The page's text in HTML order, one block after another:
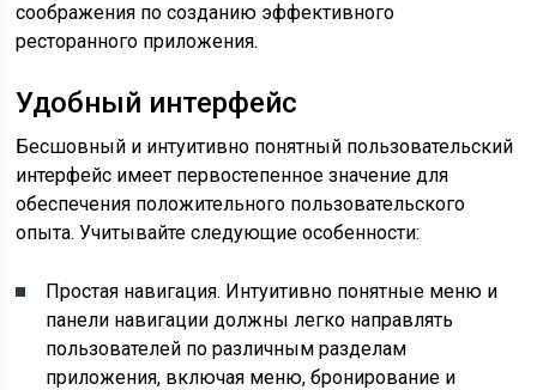
соображения по созданию эффективного
ресторанного приложения.
Удобный интерфейс
Бесшовный и интуитивно понятный пользовательский
интерфейс имеет первостепенное значение для
обеспечения положительного пользовательского
опыта. Учитывайте следующие особенности:
Простая навигация. Интуитивно понятные меню и
панели навигации должны легко направлять
пользователей по различным разделам
приложения, включая меню, бронирование и